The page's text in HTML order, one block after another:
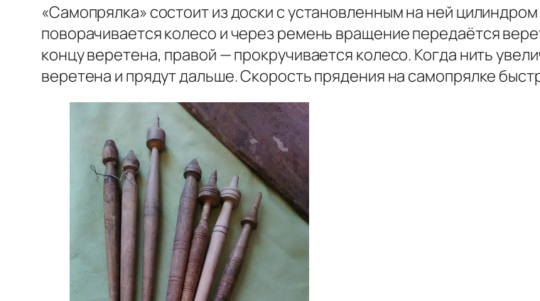
«Самопрялка» состоит из доски с установленным на ней
поворачивается колесо и через ремень вращение передаётся
концу веретена, правой — прокручивается колесо. Когда нить
веретена и прядут дальше. Скорость прядения на самопрялке